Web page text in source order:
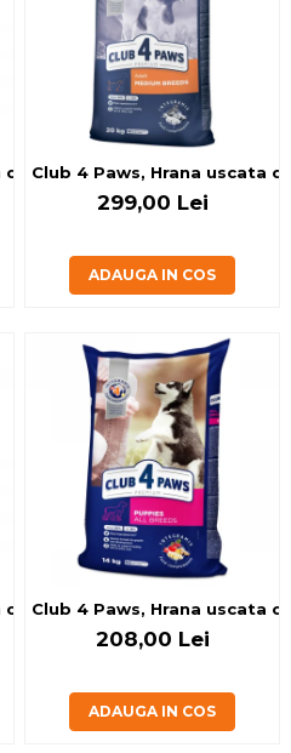
caini de talie medie, 2kg
Club 4 Paws, Hrana uscata
299,00 Lei
ADAUGA IN COS
caini de talie mica, 2kg
Club 4 Paws, Hrana uscata
208,00 Lei
ADAUGA IN COS